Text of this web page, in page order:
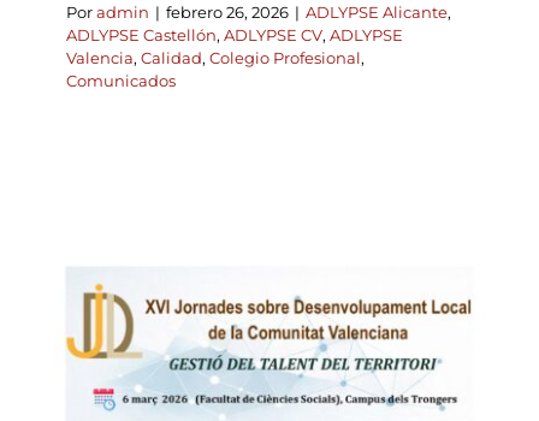
Poradmin | febrero 26, 2026 | ADLYPSE Alicante,
ADLYPSE Castellón, ADLYPSE CV, ADLYPSE
Valencia, Calidad, Colegio Profesional,
Comunicados